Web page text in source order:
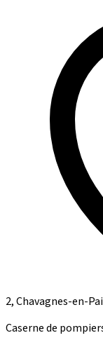
2, Chavagnes-en-
Caserne de